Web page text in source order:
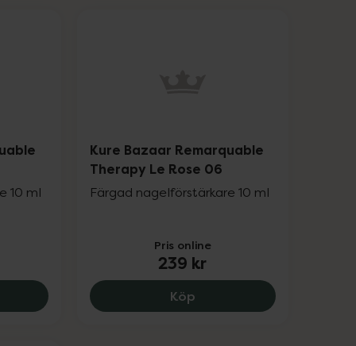
Anti Bite, 239 kr.
10 ml
Bazaar Remarquable Therapy Le Pastel 01, 239 kr.
Kure Bazaar Remarquable
Therapy Le Rose 06
Färgad nagelförstärkare 10 ml
Pris online
239 kr
KöpKure Bazaar